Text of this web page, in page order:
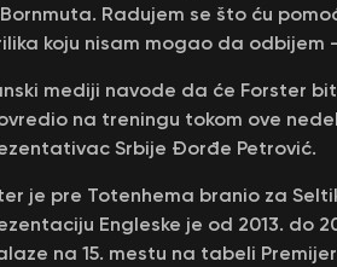
Radujem se što ću
koju nisam mogao da odbijem
mediji navode da će Forster
na treningu tokom ove
Srbije Đorđe Petrović.
je pre Totenhema branio za
Engleske je od 2013. do
na 15. mestu na tabeli